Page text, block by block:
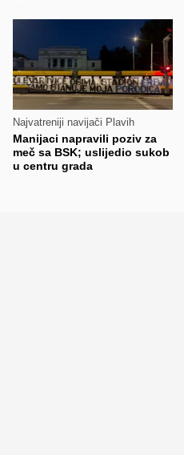
Najvatreniji navijači Plavih
Manijaci napravili poziv za
meč sa BSK; uslijedio sukob
u centru grada